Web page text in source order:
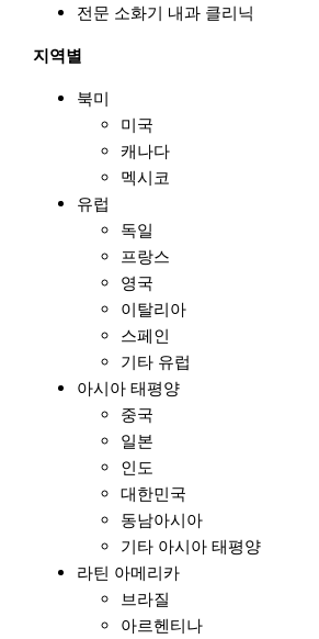
전문 소화기 내과 클리닉
지역별
북미
미국
캐나다
멕시코
유럽
독일
프랑스
영국
이탈리아
스페인
기타 유럽
아시아 태평양
중국
일본
인도
대한민국
동남아시아
기타 아시아 태평양
라틴 아메리카
브라질
아르헨티나